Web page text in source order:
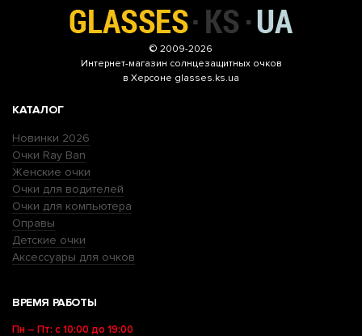
© 2009-2026
Интернет-магазин солнцезащитных очков
в Херсоне glasses.ks.ua
КАТАЛОГ
Новинки 2026
Очки Ray Ban
Женские очки
Очки для водителей
Очки для компьютера
Оправы
Детские очки
Аксессуары для очков
ВРЕМЯ РАБОТЫ
Пн – Пт: с 10:00 до 19:00